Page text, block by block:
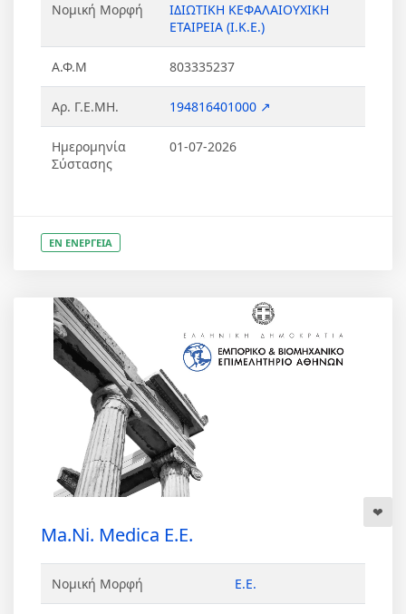
Νομική Μορφή
ΙΔΙΩΤΙΚΗ ΚΕΦΑΛΑΙΟΥΧΙΚΗ
ΕΤΑΙΡΕΙΑ (Ι.Κ.Ε.)
Α.Φ.Μ 803335237
Αρ. Γ.Ε.ΜΗ. 194816401000 ↗
Ημερομηνία
Σύστασης
01-07-2026
ΕΝ ΕΝΕΡΓΕΙΑ
Ma.Ni. Medica Ε.Ε.
Νομική Μορφή Ε.Ε.